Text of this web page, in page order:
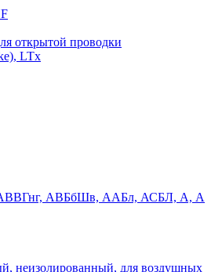
открытой проводки
LTx
АВБбШв, ААБл, АСБЛ, А, А
неизолированный, для воздушных